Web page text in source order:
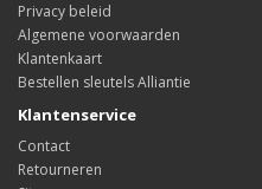
Privacy beleid
Algemene voorwaarden
Klantenkaart
Bestellen sleutels Alliantie
Klantenservice
Contact
Retourneren